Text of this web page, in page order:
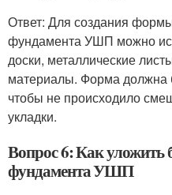
Ответ: Для создания
фундамента УШП можно
доски, металлические
материалы. Форма должна
чтобы не происходило
укладки.
Вопрос 6: Как уложить
фундамента УШП